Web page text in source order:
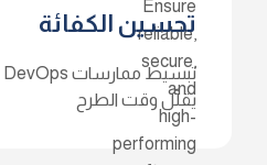
تحسين الكفائة
يقلّل وقت الطرح